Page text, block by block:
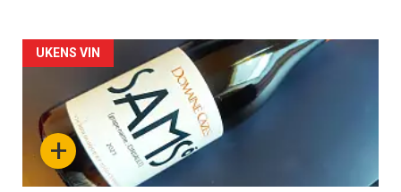
Forsiden
akkurat
nå+
UKENS VIN